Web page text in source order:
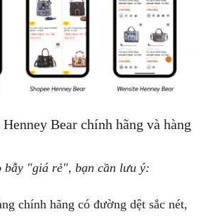
Bear chính hãng và hàng
bẫy "giá rẻ", bạn cần lưu ý:
chính hãng có đường dệt sắc nét,